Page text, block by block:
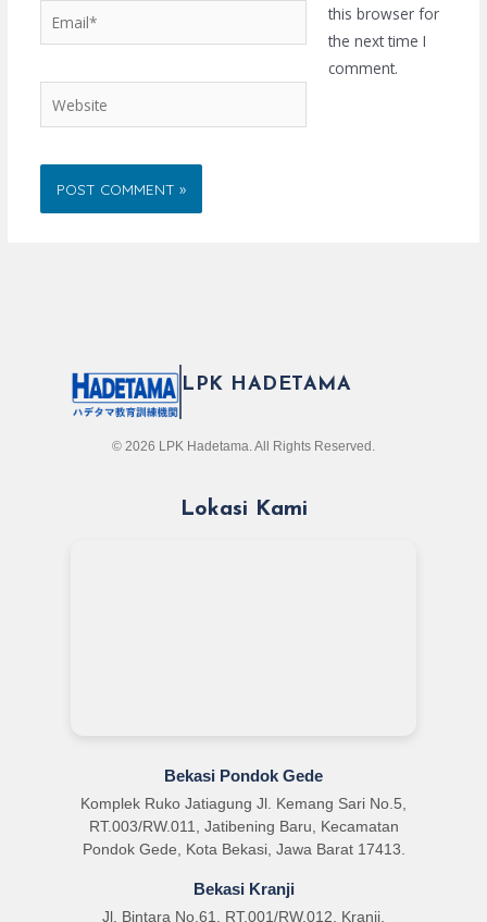
Email*
Website
this browser for
the next time I
comment.
LPK HADETAMA
© 2026 LPK Hadetama. All Rights Reserved.
Lokasi Kami
Bekasi Pondok Gede
Komplek Ruko Jatiagung Jl. Kemang Sari No.5,
RT.003/RW.011, Jatibening Baru, Kecamatan
Pondok Gede, Kota Bekasi, Jawa Barat 17413.
Bekasi Kranji
Jl. Bintara No.61, RT.001/RW.012, Kranji,